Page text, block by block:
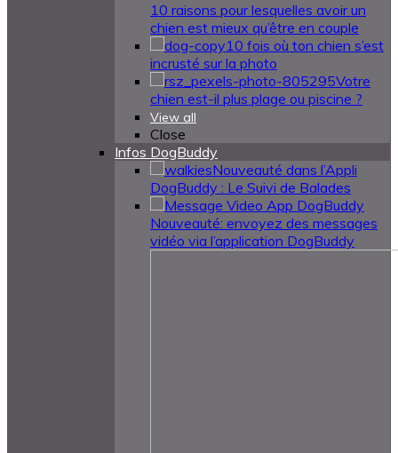
10 raisons pour lesquelles avoir un
chien est mieux qu’être en couple
10 fois où ton chien s’est
incrusté sur la photo
Votre
chien est-il plus plage ou piscine ?
View all
Close
Infos DogBuddy
Nouveauté dans l’Appli
DogBuddy : Le Suivi de Balades
Nouveauté: envoyez des messages
vidéo via l’application DogBuddy